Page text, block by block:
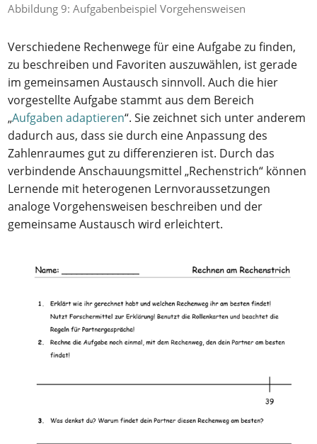
Abbildung 9: Aufgabenbeispiel Vorgehensweisen
Verschiedene Rechenwege für eine Aufgabe zu finden,
zu beschreiben und Favoriten auszuwählen, ist gerade
im gemeinsamen Austausch sinnvoll. Auch die hier
vorgestellte Aufgabe stammt aus dem Bereich
„Aufgaben adaptieren“. Sie zeichnet sich unter anderem
dadurch aus, dass sie durch eine Anpassung des
Zahlenraumes gut zu differenzieren ist. Durch das
verbindende Anschauungsmittel „Rechenstrich“ können
Lernende mit heterogenen Lernvoraussetzungen
analoge Vorgehensweisen beschreiben und der
gemeinsame Austausch wird erleichtert.